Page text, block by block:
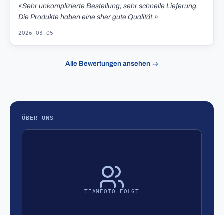
«Sehr unkomplizierte Bestellung, sehr schnelle Lieferung.
Die Produkte haben eine sher gute Qualität.»
2026-03-05
Alle Bewertungen ansehen →
ÜBER UNS
TEAMFOTO FOLGT